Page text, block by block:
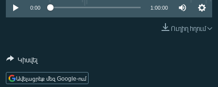
ՄԻՋԱԶԳԱՅԻՆ
ՄԵԿՆԱԲԱՆՈՒԹՅՈՒՆ
ՏՏ ԵՒ ԻՆՏԵՐՆԵՏ
0:00 1:00:00
Ուղիղ հղում
Կիսվել
Ավելացրեք մեզ Google-ում